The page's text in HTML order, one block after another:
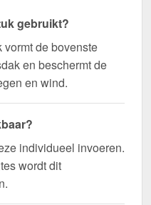
uitgezonderd
gebruikt?
de bovenste
en beschermt de
en wind.
individueel invoeren.
wordt dit